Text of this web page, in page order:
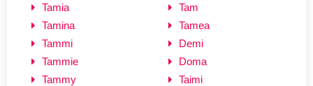
Tamia
Tamina
Tammi
Tammie
Tammy
Tam
Tamea
Demi
Doma
Taimi